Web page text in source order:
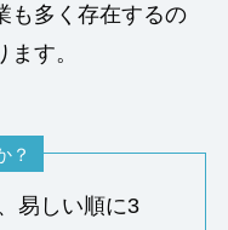
も多く存在するの
す。
？
易しい順に3